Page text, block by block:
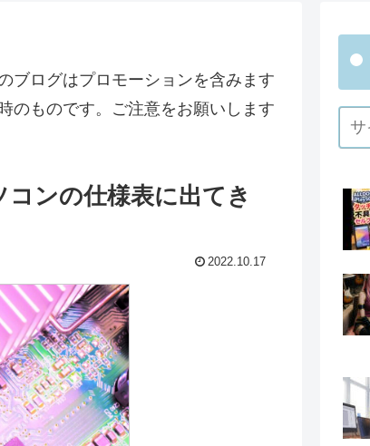
ブログはプロモーションを含みます
のものです。ご注意をお願いします
ンの仕様表に出てき
2022.10.17